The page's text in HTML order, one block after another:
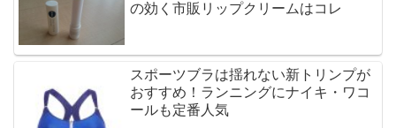
の効く市販リップクリームはコレ
スポーツブラは揺れない新トリンプが
おすすめ！ランニングにナイキ・ワコ
ールも定番人気